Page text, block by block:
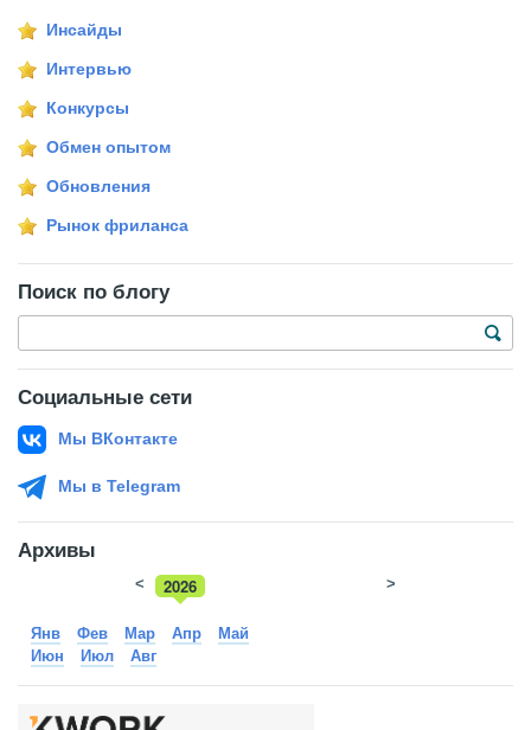
Инсайды
Интервью
Конкурсы
Обмен опытом
Обновления
Рынок фриланса
Поиск по блогу
Социальные сети
Мы ВКонтакте
Мы в Telegram
Архивы
2026
2025
< >
Янв Фев Мар Апр
Май
Июн
Июл Авг